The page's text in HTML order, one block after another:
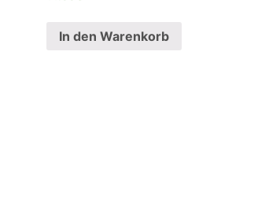
In den Warenkorb